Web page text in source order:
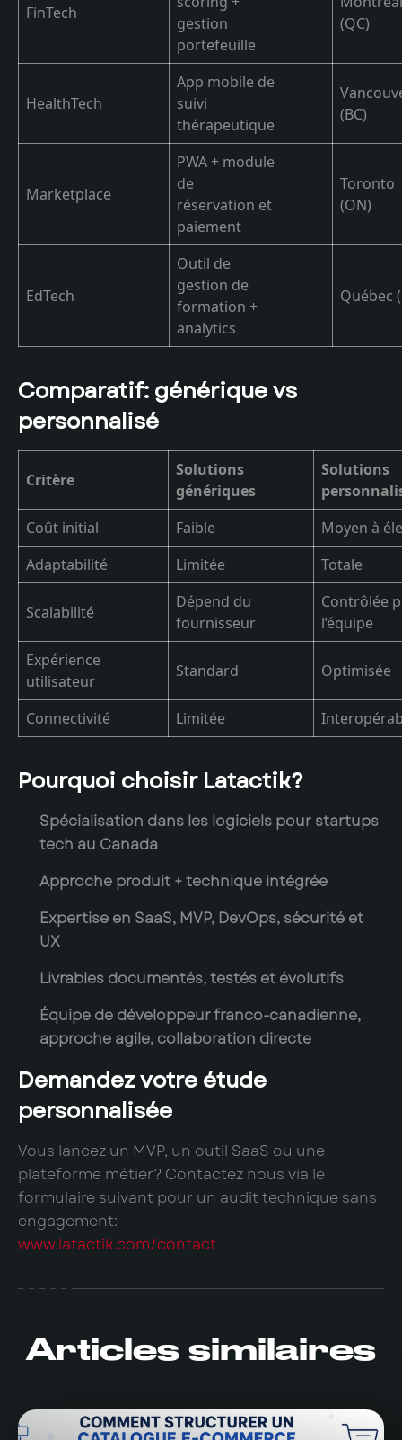
FinTech
gestion
portefeuille
(QC)
HealthTech
App mobile de
suivi
thérapeutique
(BC)
Marketplace
PWA + module
de
réservation et
paiement
Toronto
(ON)
EdTech
Outil de
gestion de
formation +
analytics
Québec
Comparatif: générique vs
personnalisé
Critère
Solutions
génériques
Solutions
Coût initial
Faible
Moyen à
Adaptabilité
Limitée Totale
Scalabilité
Dépend du
fournisseur
Contrôlée
l’équipe
Expérience
utilisateur
Standard Optimisée
Connectivité Limitée
Pourquoi choisir Latactik?
Spécialisation dans les logiciels pour startups
tech au Canada
Approche produit + technique intégrée
Expertise en SaaS, MVP, DevOps, sécurité et
UX
Livrables documentés, testés et évolutifs
Équipe de développeur franco-canadienne,
approche agile, collaboration directe
Demandez votre étude
personnalisée
Vous lancez un MVP, un outil SaaS ou une
plateforme métier? Contactez nous via le
formulaire suivant pour un audit technique sans
engagement:
www.latactik.com/contact
Articles similaires